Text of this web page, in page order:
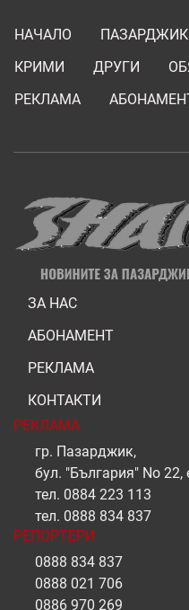
НАЧАЛО ПАЗАРДЖИК
КРИМИ
ДРУГИ
РЕКЛАМА
ЗА НАС
АБОНАМЕНТ
РЕКЛАМА
КОНТАКТИ
РЕКЛАМА
гр. Пазарджик,
бул. "България" No 22,
тел. 0884 223 113
тел. 0888 834 837
РЕПОРТЕРИ
0888 834 837
0888 021 706
0886 970 269